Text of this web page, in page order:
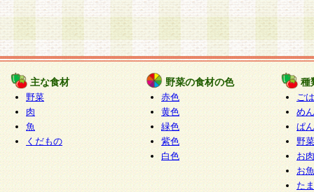
主な食材
野菜
肉
魚
くだもの
野菜の食材の色
赤色
黄色
緑色
紫色
白色
種
ご
めん
ぱん
野
お
お
た